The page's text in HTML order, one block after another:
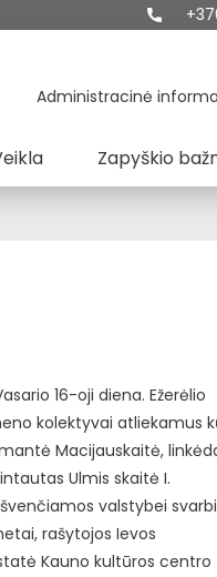
Administracinė
Zapyškio
16-oji diena. Ežerėlio
kolektyvai atliekamus
Macijauskaitė,
Ulmis skaitė I.
švenčiamos valstybei
rašytojos Ievos
Kauno kultūros centro